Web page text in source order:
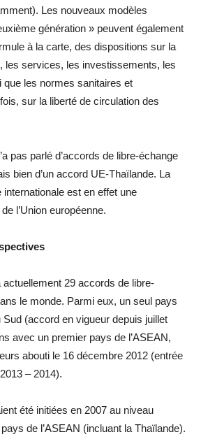
Les nouveaux modèles
génération » peuvent également
à la carte, des dispositions sur la
les services, les investissements, les
les normes sanitaires et
sur la liberté de circulation des
pas parlé d’accords de libre-échange
bien d’un accord UE-Thaïlande. La
est en effet une
l’Union européenne.
actuellement 29 accords de libre-
le monde. Parmi eux, un seul pays
(accord en vigueur depuis juillet
avec un premier pays de l’ASEAN,
abouti le 16 décembre 2012 (entrée
– 2014).
été initiées en 2007 au niveau
de l’ASEAN (incluant la Thaïlande).